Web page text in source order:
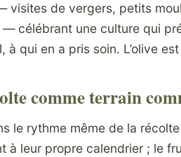
visites de vergers, petits
— célébrant une culture qui
à qui en a pris soin. L’olive
comme terrain
le rythme même de la
à leur propre calendrier ; le